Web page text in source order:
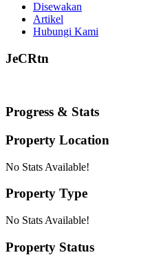
Disewakan
Artikel
Hubungi Kami
JeCRtn
Progress & Stats
Property Location
No Stats Available!
Property Type
No Stats Available!
Property Status